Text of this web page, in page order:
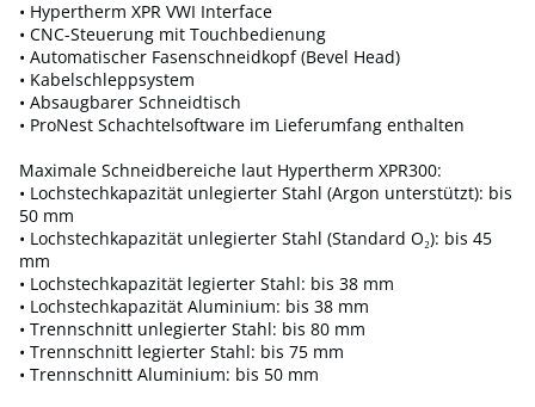
• Hypertherm XPR VWI Interface
• CNC-Steuerung mit Touchbedienung
• Automatischer Fasenschneidkopf (Bevel Head)
• Kabelschleppsystem
• Absaugbarer Schneidtisch
• ProNest Schachtelsoftware im Lieferumfang enthalten
Maximale Schneidbereiche laut Hypertherm XPR300:
• Lochstechkapazität unlegierter Stahl (Argon unterstützt): bis
50 mm
• Lochstechkapazität unlegierter Stahl (Standard O₂): bis 45
mm
• Lochstechkapazität legierter Stahl: bis 38 mm
• Lochstechkapazität Aluminium: bis 38 mm
• Trennschnitt unlegierter Stahl: bis 80 mm
• Trennschnitt legierter Stahl: bis 75 mm
• Trennschnitt Aluminium: bis 50 mm